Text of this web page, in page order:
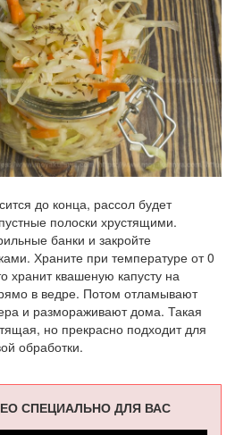
до конца, рассол будет
полоски хрустящими.
банки и закройте
Храните при температуре от 0
хранит квашеную капусту на
в ведре. Потом отламывают
и размораживают дома. Такая
но прекрасно подходит для
обработки.
СПЕЦИАЛЬНО ДЛЯ ВАС